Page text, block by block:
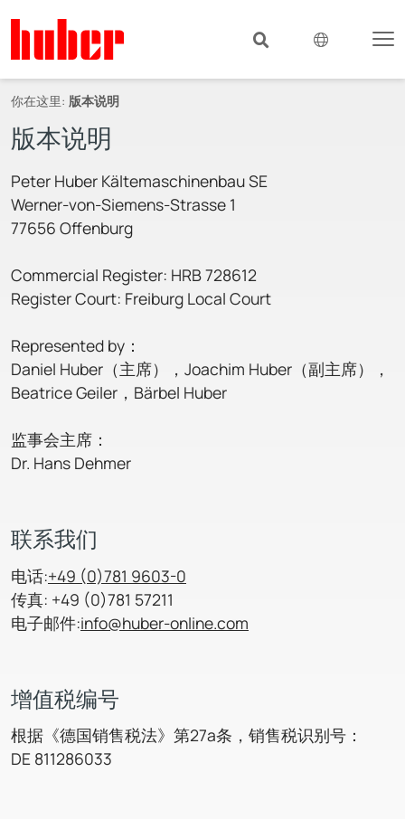
你在这里: 版本说明
版本说明
Peter Huber Kältemaschinenbau SE
Werner-von-Siemens-Strasse 1
77656 Offenburg
Commercial Register: HRB 728612
Register Court: Freiburg Local Court
Represented by：
Daniel Huber（主席），Joachim Huber（副主席），
Beatrice Geiler，Bärbel Huber
监事会主席：
Dr. Hans Dehmer
联系我们
电话:+49 (0)781 9603-0
传真: +49 (0)781 57211
电子邮件:info@huber-online.com
增值税编号
根据《德国销售税法》第27a条，销售税识别号：
DE 811286033